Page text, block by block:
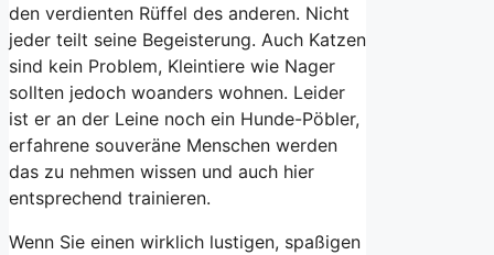
den verdienten Rüffel des anderen. Nicht
jeder teilt seine Begeisterung. Auch Katzen
sind kein Problem, Kleintiere wie Nager
sollten jedoch woanders wohnen. Leider
ist er an der Leine noch ein Hunde-Pöbler,
erfahrene souveräne Menschen werden
das zu nehmen wissen und auch hier
entsprechend trainieren.
Wenn Sie einen wirklich lustigen, spaßigen